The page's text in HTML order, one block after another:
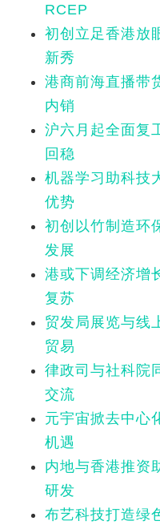
RCEP
初创立足香港放
新秀
港商前海直播带
内销
沪六月起全面复
回稳
机器学习助科技
优势
初创以竹制造环
发展
港或下调经济增
复苏
贸发局展览与线
贸易
律政司与社科院
交流
元宇宙掀去中
机遇
内地与香港推资
研发
布艺科技打造绿